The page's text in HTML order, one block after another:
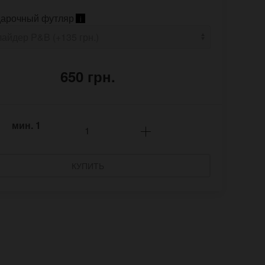
футляр i
650 грн.
мин. 1